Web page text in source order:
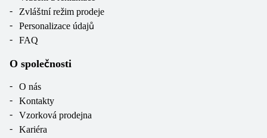
Zvláštní režim prodeje
Personalizace údajů
FAQ
O společnosti
O nás
Kontakty
Vzorková prodejna
Kariéra